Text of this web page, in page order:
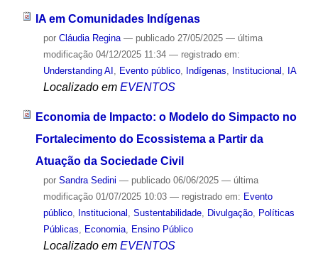
IA em Comunidades Indígenas
por Cláudia Regina — publicado27/05/2025 — última
modificação04/12/2025 11:34 — registrado em:
Understanding AI
Evento público, Indígenas Institucional IA
Localizado em EVENTOS
Economia de Impacto: o Modelo do Simpacto no
Fortalecimento do Ecossistema a Partir da
Atuação da Sociedade Civil
por Sandra Sedini — publicado06/06/2025 — última
modificação01/07/2025 10:03 — registrado em: Evento
público, Institucional , Sustentabilidade, Divulgação, Políticas
Públicas, Economia, Ensino Público
Localizado em EVENTOS